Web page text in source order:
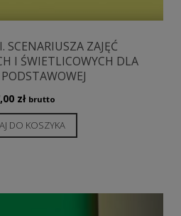
ZAJĘĆ
I ŚWIETLICOWYCH DLA
zł brutto
DO KOSZYKA